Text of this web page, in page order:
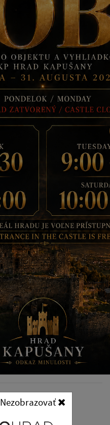
Nezobrazovať